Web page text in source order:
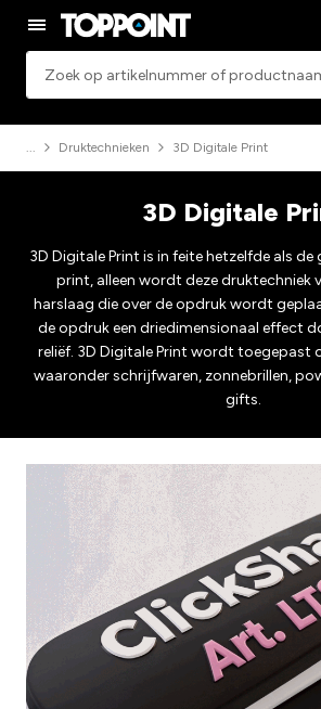
Druktechnieken 3D Digitale Print
3D Digitale
3D Digitale Print is in feite hetzelfde als
print, alleen wordt deze druktechniek
harslaag die over de opdruk wordt
de opdruk een driedimensionaal effect
reliëf. 3D Digitale Print wordt toegepast
waaronder schrijfwaren, zonnebrillen,
gifts.